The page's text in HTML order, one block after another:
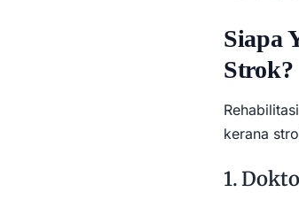
Siapa
Strok?
kerana
1.